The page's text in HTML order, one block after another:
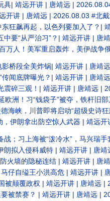
| 靖远开讲 | 唐靖远 |
开讲 | 唐靖远 | 2026.08.03 #北
列要加入了？| 靖远开讲 | 唐靖远 |
治习”？| 靖远开讲 | 唐靖远 |
美伊战争俄乌化？| 靖远开讲 | 唐靖远 |
桥段全美炸锅| 靖远开讲 | 唐靖
光？| 靖远开讲 | 唐靖远 |
观！| 靖远开讲 | 唐靖远 |
，铁杆旧部又抓 | 靖远开讲 | 唐靖远 |
动“超级史诗狂怒” | 靖远开讲 | 唐靖
惊人武器 | 靖远开讲 | 唐靖远 |
”，马兴瑞手套被抓 | 靖远开讲 | 唐靖远
科威特 | 靖远开讲 | 唐靖远 |
墙的隐秘连结 | 靖远开讲 | 唐靖
缢王小洪高危 | 靖远开讲 | 唐靖远
权 | 靖远开讲 | 唐靖远 | 2026.07.17
禁赛？ | 靖远开讲 | 唐靖远 |